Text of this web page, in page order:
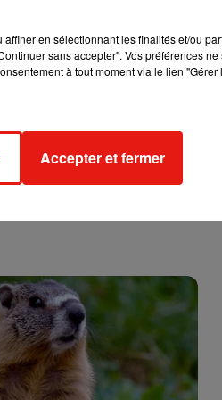
est d’augmenter de 5 à 10%
en sélectionnant les finalités et/ou
sans accepter". Vos préférences
à tout moment via le lien
Accepter et fermer